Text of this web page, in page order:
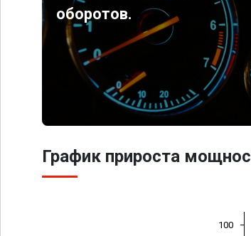
оборотов.
График прироста
100